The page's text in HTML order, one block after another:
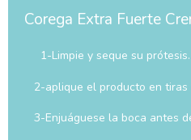
Corega Extra Fuerte
1-Limpie y seque su prótesis.
2-aplique el producto en tiras
3-Enjuáguese la boca antes